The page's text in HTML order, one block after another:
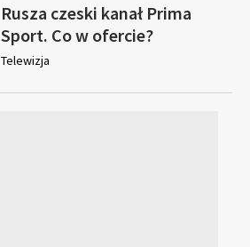
Rusza czeski kanał Prima
Sport. Co w ofercie?
Telewizja